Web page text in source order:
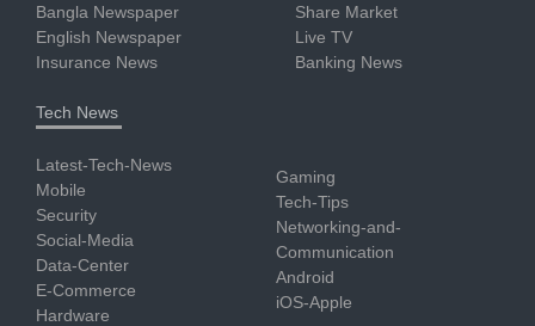
Bangla Newspaper
English Newspaper
Insurance News
Share Market
Live TV
Banking News
Tech News
Latest-Tech-News
Mobile
Security
Social-Media
Data-Center
E-Commerce
Hardware
Gaming
Tech-Tips
Networking-and-
Communication
Android
iOS-Apple